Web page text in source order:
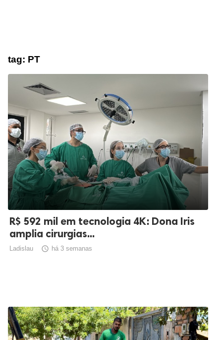
tag: PT
R$ 592 mil em tecnologia 4K: Dona Iris
amplia cirurgias...
Ladislau  há 3 semanas